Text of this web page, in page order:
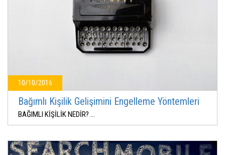
10/10/2016
Bağımlı Kişilik Gelişimini Engelleme Yöntemleri
BAĞIMLI KİŞİLİK NEDİR? ...